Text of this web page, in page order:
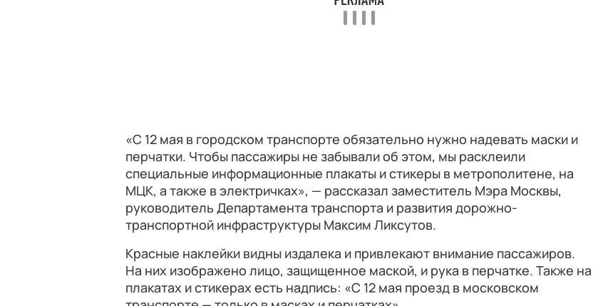
«С 12 мая в городском транспорте обязательно нужно надевать маски и
перчатки. Чтобы пассажиры не забывали об этом, мы расклеили
специальные информационные плакаты и стикеры в метрополитене, на
МЦК, а также в электричках», — рассказал заместитель Мэра Москвы,
руководитель Департамента транспорта и развития дорожно-
транспортной инфраструктуры Максим Ликсутов.
Красные наклейки видны издалека и привлекают внимание пассажиров.
На них изображено лицо, защищенное маской, и рука в перчатке. Также на
плакатах и стикерах есть надпись: «С 12 мая проезд в московском